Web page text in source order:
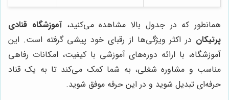
همانطور که در جدول بالا مشاهده می‌کنید،آموزشگاه قنادی
پرتیکان در اکثر ویژگی‌ها از رقبای خود پیشی گرفته است. این
آموزشگاه، با ارائه دوره‌های آموزشی با کیفیت، امکانات رفاهی
مناسب و مشاوره شغلی، به شما کمک می‌کند تا به یک قناد
حرفه‌ای تبدیل شوید و در این حرفه موفق شوید.